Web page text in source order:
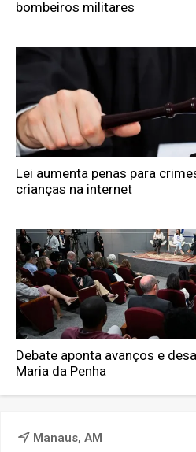
bombeiros militares
Lei aumenta penas para
crianças na internet
Debate aponta avanços e
Maria da Penha
Manaus, AM